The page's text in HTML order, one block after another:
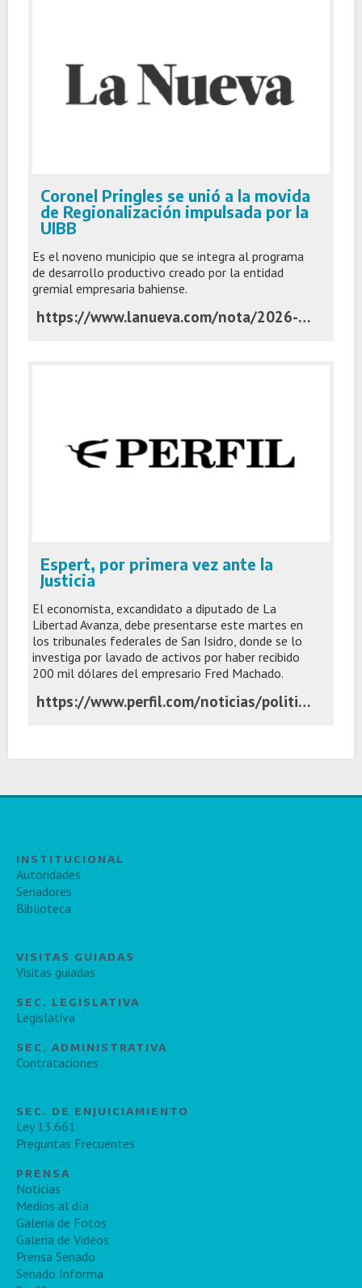
Coronel Pringles se unió a la movida
de Regionalización impulsada por la
UIBB
Es el noveno municipio que se integra al programa
de desarrollo productivo creado por la entidad
gremial empresaria bahiense.
https://www.lanueva.com/nota/2026-7-7-5-0-10-coronel-pringles-se-unio-a-la-movida-de-regionalizacion-impulsada-por-la-uibb
Espert, por primera vez ante la
Justicia
El economista, excandidato a diputado de La
Libertad Avanza, debe presentarse este martes en
los tribunales federales de San Isidro, donde se lo
investiga por lavado de activos por haber recibido
200 mil dólares del empresario Fred Machado.
https://www.perfil.com/noticias/politica/espert-por-primera-vez-ante-la-justicia.phtml
INSTITUCIONAL
Autoridades
Senadores
Biblioteca
VISITAS GUIADAS
Visitas guiadas
SEC. LEGISLATIVA
Legislativa
SEC. ADMINISTRATIVA
Contrataciones
SEC. DE ENJUICIAMIENTO
Ley 13.661
Preguntas Frecuentes
PRENSA
Noticias
Medios al día
Galeria de Fotos
Galeria de Videos
Prensa Senado
Senado Informa